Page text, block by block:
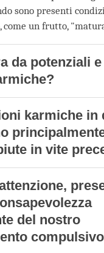
sono presenti
come un frutto,
da potenziali e
karmiche in
in vite
del nostro
compulsivo